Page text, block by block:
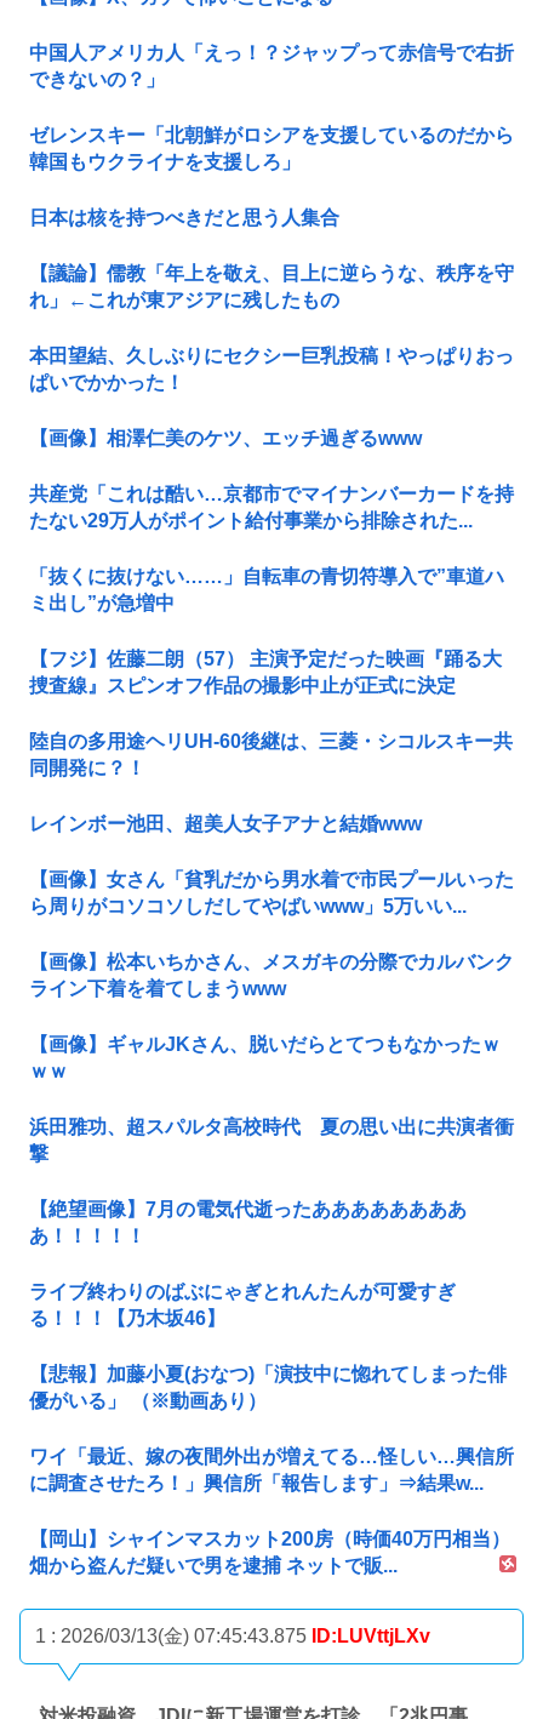
中国人アメリカ人「えっ！？ジャップって赤信号で右折
できないの？」
ゼレンスキー「北朝鮮がロシアを支援しているのだから
韓国もウクライナを支援しろ」
日本は核を持つべきだと思う人集合
【議論】儒教「年上を敬え、目上に逆らうな、秩序を守
れ」←これが東アジアに残したもの
本田望結、久しぶりにセクシー巨乳投稿！やっぱりおっ
ぱいでかかった！
【画像】相澤仁美のケツ、エッチ過ぎるwww
共産党「これは酷い…京都市でマイナンバーカードを持
たない29万人がポイント給付事業から排除された...
「抜くに抜けない……」自転車の青切符導入で”車道ハ
ミ出し”が急増中
【フジ】佐藤二朗（57） 主演予定だった映画『踊る大
捜査線』スピンオフ作品の撮影中止が正式に決定
陸自の多用途ヘリUH-60後継は、三菱・シコルスキー共
同開発に？！
レインボー池田、超美人女子アナと結婚www
【画像】女さん「貧乳だから男水着で市民プールいった
ら周りがコソコソしだしてやばいwww」5万いい...
【画像】松本いちかさん、メスガキの分際でカルバンク
ライン下着を着てしまうwww
【画像】ギャルJKさん、脱いだらとてつもなかったｗ
ｗｗ
浜田雅功、超スパルタ高校時代 夏の思い出に共演者衝
撃
【絶望画像】7月の電気代逝ったああああああああ
あ！！！！！
ライブ終わりのばぶにゃぎとれんたんが可愛すぎ
る！！！【乃木坂46】
【悲報】加藤小夏(おなつ)「演技中に惚れてしまった俳
優がいる」 （※動画あり）
ワイ「最近、嫁の夜間外出が増えてる…怪しい…興信所
に調査させたろ！」興信所「報告します」⇒結果w...
【岡山】シャインマスカット200房（時価40万円相当）
畑から盗んだ疑いで男を逮捕 ネットで販...
1 : 2026/03/13(金) 07:45:43.875 ID:LUVttjLXv